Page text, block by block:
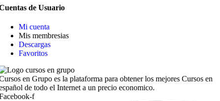
de Usuario
Mi cuenta
Mis membresias
Descargas
Favoritos
en Grupo es la plataforma para obtener los mejores Cursos en
de todo el Internet a un precio economico.
f